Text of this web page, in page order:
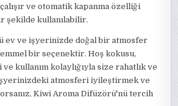
ve otomatik kapanma özelliği
şekilde kullanılabilir.
ev ve işyerinizde doğal bir atmosfer
bir seçenektir. Hoş kokusu,
kullanım kolaylığıyla size rahatlık ve
atmosferi iyileştirmek ve
Kiwi Aroma Difüzörü'nü tercih